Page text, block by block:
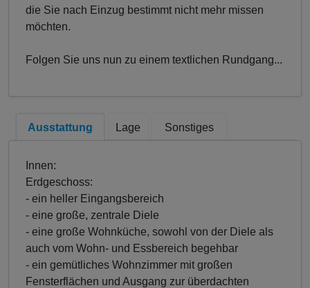
die Sie nach Einzug bestimmt nicht mehr missen
möchten.
Folgen Sie uns nun zu einem textlichen Rundgang...
Ausstattung Lage Sonstiges
Innen:
Erdgeschoss:
- ein heller Eingangsbereich
- eine große, zentrale Diele
- eine große Wohnküche, sowohl von der Diele als
auch vom Wohn- und Essbereich begehbar
- ein gemütliches Wohnzimmer mit großen
Fensterflächen und Ausgang zur überdachten